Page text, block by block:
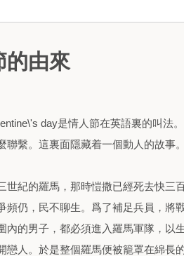
的由來
day是情人節在英語裏的叫法
聯繫。這裏面隱藏着一個動人的故事。
世紀的羅馬，那時愷撒已經死去快三
頻仍，民不聊生。爲了補足兵員，將
內的男子，都必須進入羅馬軍隊，以
戀人。於是整個羅馬便被籠罩在綿長